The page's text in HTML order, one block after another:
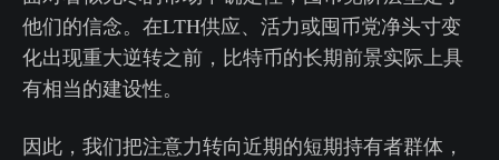
他们的信念。在LTH供应、活力或囤币党净头寸变
化出现重大逆转之前，比特币的长期前景实际上具
有相当的建设性。
因此，我们把注意力转向近期的短期持有者群体，